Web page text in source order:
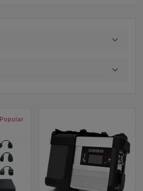


Popular